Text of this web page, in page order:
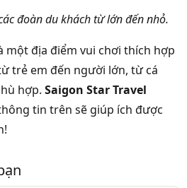
đoàn du khách từ lớn đến nhỏ.
một địa điểm vui chơi thích hợp
trẻ em đến người lớn, từ cá
hợp. Saigon Star Travel
tin trên sẽ giúp ích được